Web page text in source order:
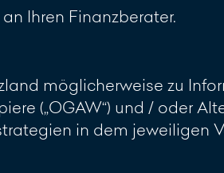
Ihren Finanzberater.
möglicherweise zu
(„OGAW“) und / oder
in dem jeweiligen